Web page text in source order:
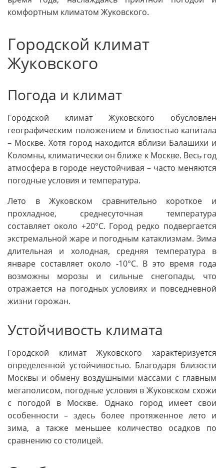
комфортным климатом Жуковского.
Городской климат
Жуковского
Погода и климат
Городской климат Жуковского обусловлен
географическим положением и близостью капитала
– Москве. Хотя город находится вблизи Балашихи и
Коломны, климатически он ближе к Москве. Весь год
атмосфера в городе неустойчивая – часто меняются
погодные условия и температура.
Лето в Жуковском сравнительно короткое и
прохладное, среднесуточная температура
составляет около +20°C. Город редко подвергается
экстремальной жаре и погодным катаклизмам. Зима
длительная и холодная, средняя температура в
январе составляет около -10°C. В это время года
возможны морозы и сильные снегопады, что
отражается на погодных условиях и повседневной
жизни горожан.
Устойчивость климата
Городской климат Жуковского характеризуется
определенной устойчивостью. Благодаря близости
Москвы и обмену воздушными массами с главным
мегаполисом, погодные условия в Жуковском схожи
с погодой в Москве. Однако город имеет свои
особенности – здесь более протяженное лето и
зима, а также меньшее количество осадков по
сравнению со столицей.